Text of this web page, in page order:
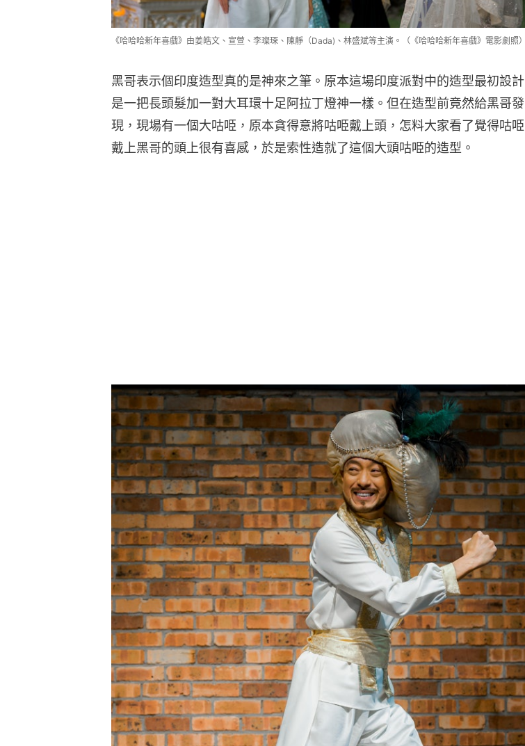
《哈哈哈新年喜戲》由姜皓文、宣萱、李璨琛、陳靜（Dada)、林盛斌等主演。（《哈哈哈新年喜戲》電影劇照）
黑哥表示個印度造型真的是神來之筆。原本這場印度派對中的造型最初設計
是一把長頭髮加一對大耳環十足阿拉丁燈神一樣。但在造型前竟然給黑哥發
現，現場有一個大咕𠱸，原本貪得意將咕𠱸戴上頭，怎料大家看了覺得咕𠱸
戴上黑哥的頭上很有喜感，於是索性造就了這個大頭咕𠱸的造型。